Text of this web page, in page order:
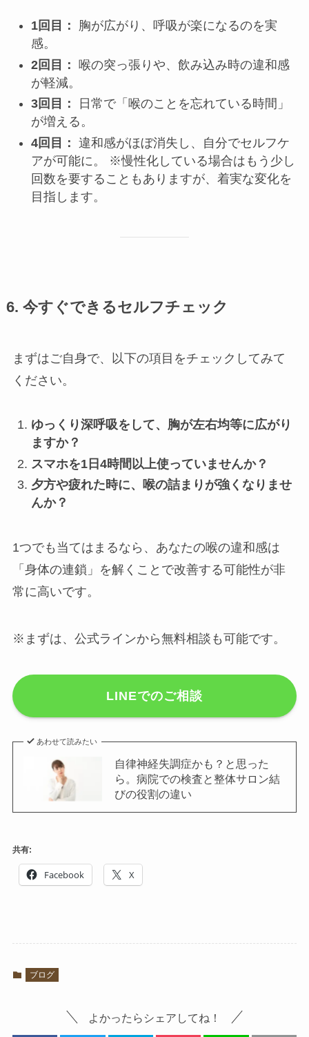
1回目：
胸が広がり、呼吸が楽になるのを実
感。
2回目： 喉の突っ張りや、飲み込み時の違和感
が軽減。
3回目：
日常で「喉のことを忘れている時間」
が増える。
4回目： 違和感がほぼ消失し、自分でセルフケ
アが可能に。 ※慢性化している場合はもう少し
回数を要することもありますが、着実な変化を
目指します。
6. 今すぐできるセルフチェック
まずはご自身で、以下の項目をチェックしてみて
ください。
ゆっくり深呼吸をして、胸が左右均等に広がり
ますか？
スマホを1日4時間以上使っていませんか？
夕方や疲れた時に、喉の詰まりが強くなりませ
んか？
1つでも当てはまるなら、あなたの喉の違和感は
「身体の連鎖」を解くことで改善する可能性が非
常に高いです。
※まずは、公式ラインから無料相談も可能です。
LINEでのご相談
あわせて読みたい
自律神経失調症かも？と思った
ら。病院での検査と整体サロン結
びの役割の違い
共有:
Facebook X
ブログ
よかったらシェアしてね！